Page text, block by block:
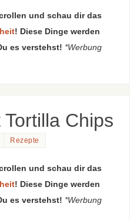
und schau dir das
! Diese Dinge werden
es verstehst! *Werbung
Chips
Rezepte
und schau dir das
! Diese Dinge werden
es verstehst! *Werbung